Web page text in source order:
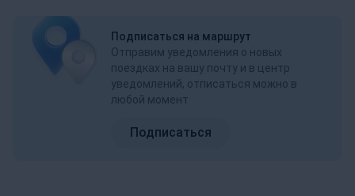
Подписаться на маршрут
Отправим уведомления о новых
поездках на вашу почту и в центр
уведомлений, отписаться можно в
любой момент
Подписаться